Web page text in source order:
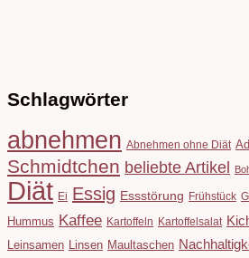
Schlagwörter
abnehmen Abnehmen ohne Diät
Schmidtchen beliebte Artikel
Diät Ei Essig Essstörung Frühstück
Hummus Kaffee Kartoffeln Kartoffelsalat
Leinsamen Linsen Maultaschen